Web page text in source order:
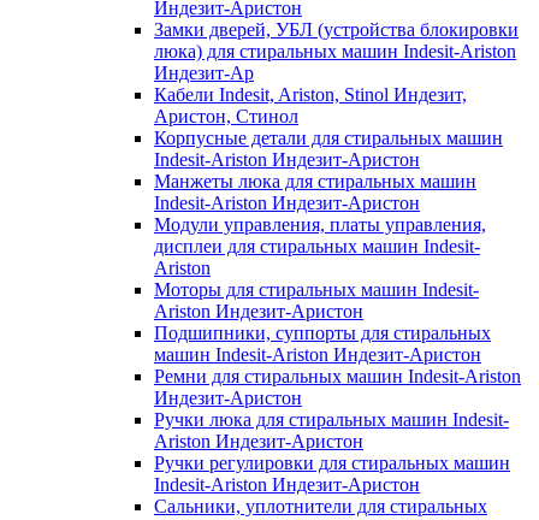
Индезит-Аристон
Замки дверей, УБЛ (устройства блокировки
люка) для стиральных машин Indesit-Ariston
Индезит-Ар
Кабели Indesit, Ariston, Stinol Индезит,
Аристон, Стинол
Корпусные детали для стиральных машин
Indesit-Ariston Индезит-Аристон
Манжеты люка для стиральных машин
Indesit-Ariston Индезит-Аристон
Модули управления, платы управления,
дисплеи для стиральных машин Indesit-
Ariston
Моторы для стиральных машин Indesit-
Ariston Индезит-Аристон
Подшипники, суппорты для стиральных
машин Indesit-Ariston Индезит-Аристон
Ремни для стиральных машин Indesit-Ariston
Индезит-Аристон
Ручки люка для стиральных машин Indesit-
Ariston Индезит-Аристон
Ручки регулировки для стиральных машин
Indesit-Ariston Индезит-Аристон
Сальники, уплотнители для стиральных